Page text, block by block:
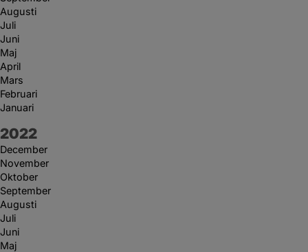
Augusti
Juli
Juni
Maj
April
Mars
Februari
Januari
År:
2022
December
November
Oktober
September
Augusti
Juli
Juni
Maj